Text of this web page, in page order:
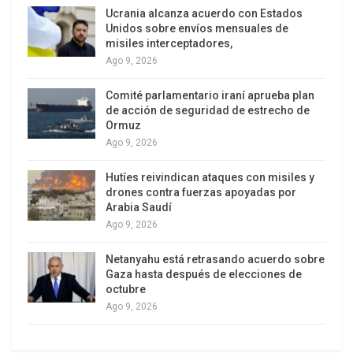
económica que cada vez es mayor entre los
ingresos de la clase pudiente y el “pueblo de a
pie”, las protestas de miles de ciudadanos las
regiones productivas que son desatendidas,
como es el caso de la Región austral de Aysén y
de Calama en el norte, productor de Cobre.
Los chilenos sentimos que el consumismo
globalizado, el poder hegemónico del capital
financiero transnacional, nos ahoga inundándonos
con millones de tarjetas de créditos para comprar
ropa de marca, todo tipo de aparatos
electrónicos, creyendo que con todo eso
podemos ser felices y de paso contrarrestar el
informe de Naciones Unidas para el Desarrollo,
quienes afirmaron (1998), que “los chilenos viven
Ucrania alcanza acuerdo con Estados
Unidos sobre envíos mensuales de
misiles interceptadores,
Ago 9, 2026
Comité parlamentario iraní aprueba plan
de acción de seguridad de estrecho de
Ormuz
Ago 9, 2026
Hutíes reivindican ataques con misiles y
drones contra fuerzas apoyadas por
Arabia Saudí
Ago 9, 2026
Netanyahu está retrasando acuerdo sobre
Gaza hasta después de elecciones de
octubre
Ago 9, 2026